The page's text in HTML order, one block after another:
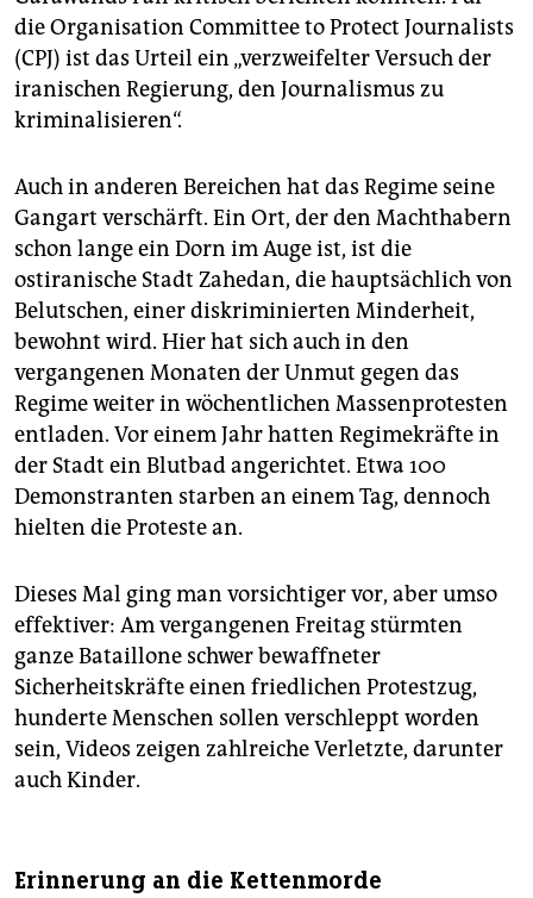
die Organisation Committee to Protect Journalists
(CPJ) ist das Urteil ein „verzweifelter Versuch der
iranischen Regierung, den Journalismus zu
kriminalisieren“.
Auch in anderen Bereichen hat das Regime seine
Gangart verschärft. Ein Ort, der den Machthabern
schon lange ein Dorn im Auge ist, ist die
ostiranische Stadt Zahedan, die hauptsächlich von
Belutschen, einer diskriminierten Minderheit,
bewohnt wird. Hier hat sich auch in den
vergangenen Monaten der Unmut gegen das
Regime weiter in wöchentlichen Massenprotesten
entladen. Vor einem Jahr hatten Regimekräfte in
der Stadt ein Blutbad angerichtet. Etwa 100
Demonstranten starben an einem Tag, dennoch
hielten die Proteste an.
Dieses Mal ging man vorsichtiger vor, aber umso
effektiver: Am vergangenen Freitag stürmten
ganze Bataillone schwer bewaffneter
Sicherheitskräfte einen friedlichen Protestzug,
hunderte Menschen sollen verschleppt worden
sein, Videos zeigen zahlreiche Verletzte, darunter
auch Kinder.
Erinnerung an die Kettenmorde